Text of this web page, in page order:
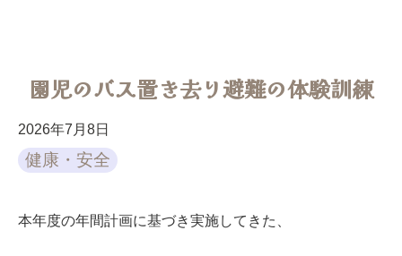
園児のバス置き去り避難の体験訓練
2026年7月8日
健康・安全
本年度の年間計画に基づき実施してきた、